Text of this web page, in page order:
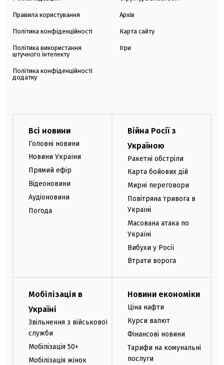
Правила користування
Політика конфіденційності
Політика використання
штучного інтелекту
Політика конфіденційності
додатку
Архів
Карта сайту
Ігри
Всі новини
Головні новини
Новини України
Прямий ефір
Відеоновини
Аудіоновини
Погода
Війна Росії з
Україною
Ракетні обстріли
Карта бойових дій
Мирні переговори
Повітряна тривога в
Україні
Масована атака по
Україні
Вибухи у Росії
Втрати ворога
Мобілізація в
Україні
Звільнення з військової
служби
Мобілізація 50+
Мобілізація жінок
Новини економіки
Ціна нафти
Курси валют
Фінансові новини
Тарифи на комунальні
послуги